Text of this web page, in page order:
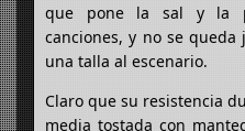
que pone la sal y la
canciones, y no se queda
una talla al escenario.
Claro que su resistencia
media tostada con